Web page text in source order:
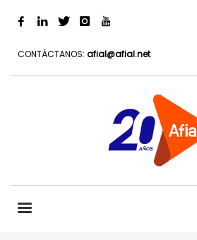
CONTÁCTANOS: afial@afial.net